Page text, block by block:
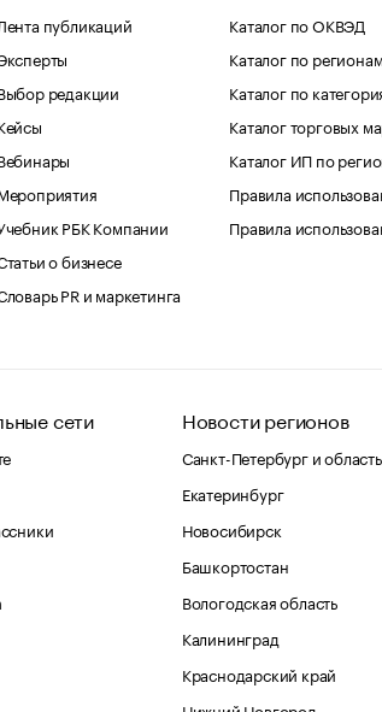
публикаций
редакции
РБК Компании
о бизнесе
PR и маркетинга
Каталог по ОКВЭД
Каталог по регионам
Каталог по
Каталог торговых
Каталог ИП по
Правила
Правила
сети Новости регионов
Санкт-Петербург и область
Екатеринбург
Новосибирск
Башкортостан
Вологодская область
Калининград
Краснодарский край